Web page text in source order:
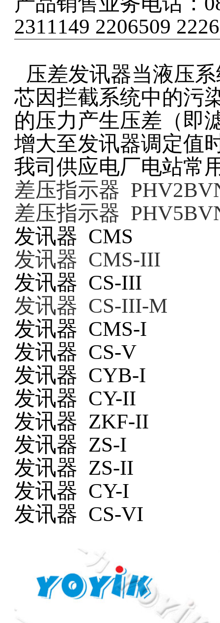
2311149 2206509
压差发讯器当液压
芯因拦截系统中的污
的压力产生压差（即
增大至发讯器调定值
我司供应电厂电站常
差压指示器
差压指示器
发讯器 CMS
发讯器 CMS-III
发讯器 CS-III
发讯器 CS-III-M
发讯器 CMS-I
发讯器 CS-V
发讯器 CYB-I
发讯器 CY-II
发讯器 ZKF-II
发讯器 ZS-I
发讯器 ZS-II
发讯器 CY-I
发讯器 CS-VI